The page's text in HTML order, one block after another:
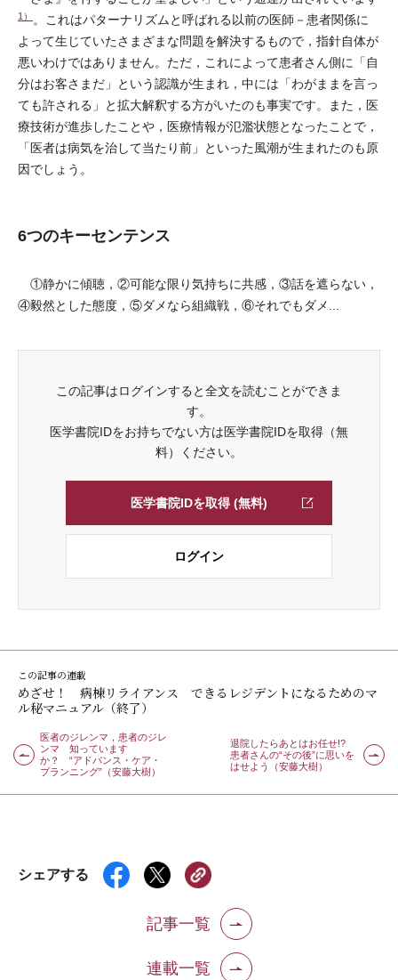
1）
。これはパターナリズムと呼ばれる以前の医師－患者関係に
よって生じていたさまざまな問題を解決するもので，指針自体が
悪いわけではありません。ただ，これによって患者さん側に「自
分はお客さまだ」という認識が生まれ，中には「わがままを言っ
ても許される」と拡大解釈する方がいたのも事実です。また，医
療技術が進歩したことや，医療情報が氾濫状態となったことで，
「医者は病気を治して当たり前」といった風潮が生まれたのも原
因でしょう。
6つのキーセンテンス
①静かに傾聴，②可能な限り気持ちに共感，③話を遮らない，
④毅然とした態度，⑤ダメなら組織戦，⑥それでもダメ...
この記事はログインすると全文を読むことができま
す。
医学書院IDをお持ちでない方は医学書院IDを取得（無
料）ください。
医学書院IDを取得 (無料)
ログイン
この記事の連載
めざせ！ 病棟リライアンス できるレジデントになるためのマ
ル秘マニュアル（終了）
医者のジレンマ，患者のジレ
ンマ 知っています
か？ “アドバンス・ケア・
プランニング”（安藤大樹）
退院したらあとはお任せ!?
患者さんの“その後”に思いを
はせよう（安藤大樹）
シェアする
記事一覧
連載一覧